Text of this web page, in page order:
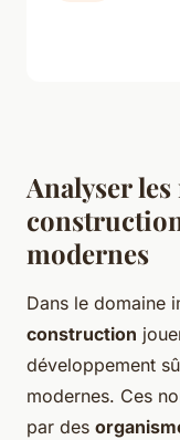
Analyser
modernes
Dans le domaine
construction
développement
modernes. Ces
par des